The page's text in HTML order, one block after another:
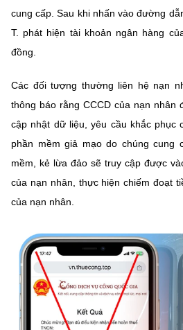
cung cấp. Sau khi nhấn vào đường
T. phát hiện tài khoản ngân hàng
đồng.
Các đối tượng thường liên hệ nạn
thông báo rằng CCCD của nạn nhân
cập nhật dữ liệu, yêu cầu khắc phục
phần mềm giả mạo do chúng cung
mềm, kẻ lừa đảo sẽ truy cập được
của nạn nhân, thực hiện chiếm đoạt
của nạn nhân.